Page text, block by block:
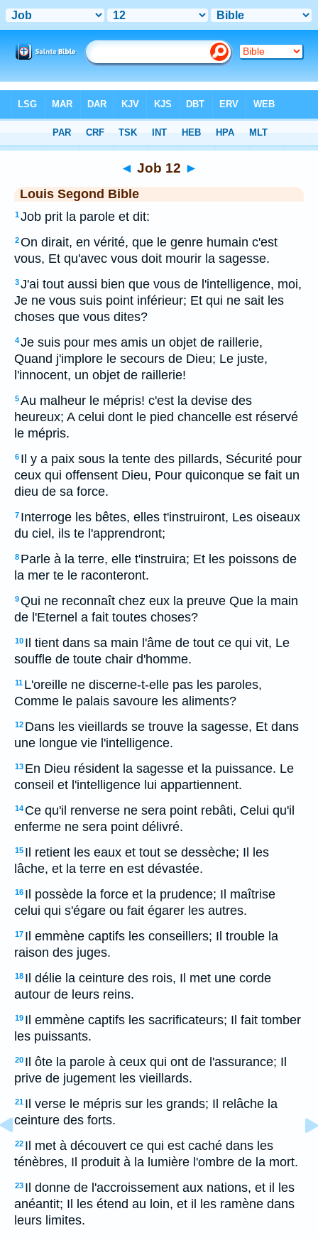
◄ Job 12 ►
Louis Segond Bible
1Job prit la parole et dit:
2On dirait, en vérité, que le genre humain c'est
vous, Et qu'avec vous doit mourir la sagesse.
3J'ai tout aussi bien que vous de l'intelligence, moi,
Je ne vous suis point inférieur; Et qui ne sait les
choses que vous dites?
4Je suis pour mes amis un objet de raillerie,
Quand j'implore le secours de Dieu; Le juste,
l'innocent, un objet de raillerie!
5Au malheur le mépris! c'est la devise des
heureux; A celui dont le pied chancelle est réservé
le mépris.
6 Il y a paix sous la tente des pillards, Sécurité pour
ceux qui offensent Dieu, Pour quiconque se fait un
dieu de sa force.
7 Interroge les bêtes, elles t'instruiront, Les oiseaux
du ciel, ils te l'apprendront;
8 Parle à la terre, elle t'instruira; Et les poissons de
la mer te le raconteront.
9Qui ne reconnaît chez eux la preuve Que la main
de l'Eternel a fait toutes choses?
10 Il tient dans sa main l'âme de tout ce qui vit, Le
souffle de toute chair d'homme.
11 L'oreille ne discerne-t-elle pas les paroles,
Comme le palais savoure les aliments?
12 Dans les vieillards se trouve la sagesse, Et dans
une longue vie l'intelligence.
13 En Dieu résident la sagesse et la puissance. Le
conseil et l'intelligence lui appartiennent.
14 Ce qu'il renverse ne sera point rebâti, Celui qu'il
enferme ne sera point délivré.
15 Il retient les eaux et tout se dessèche; Il les
lâche, et la terre en est dévastée.
16 Il possède la force et la prudence; Il maîtrise
celui qui s'égare ou fait égarer les autres.
17 Il emmène captifs les conseillers; Il trouble la
raison des juges.
18 Il délie la ceinture des rois, Il met une corde
autour de leurs reins.
19 Il emmène captifs les sacrificateurs; Il fait tomber
les puissants.
20 Il ôte la parole à ceux qui ont de l'assurance; Il
prive de jugement les vieillards.
21 Il verse le mépris sur les grands; Il relâche la
ceinture des forts.
22 Il met à découvert ce qui est caché dans les
ténèbres, Il produit à la lumière l'ombre de la mort.
23 Il donne de l'accroissement aux nations, et il les
anéantit; Il les étend au loin, et il les ramène dans
leurs limites.